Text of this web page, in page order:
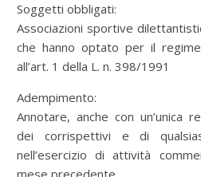
Soggetti obbligati:
Associazioni sportive
che hanno optato per il
all’art. 1 della L. n. 398/1991
Adempimento:
Annotare, anche con un’unica
dei corrispettivi e di
nell’esercizio di attività
mese precedente